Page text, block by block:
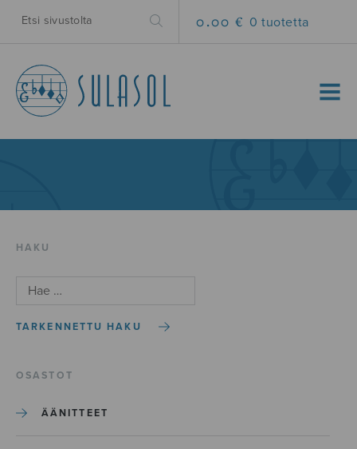
0.00 € 0 tuotetta
MENU
HAKU
TARKENNETTU HAKU
OSASTOT
ÄÄNITTEET